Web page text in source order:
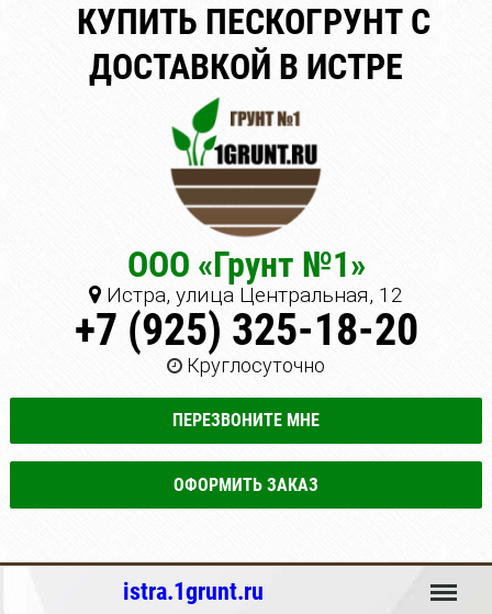
КУПИТЬ ПЕСКОГРУНТ С
ДОСТАВКОЙ В ИСТРЕ
ООО «Грунт №1»
Истра, улица Центральная, 12
+7 (925) 325-18-20
Круглосуточно
ПЕРЕЗВОНИТЕ МНЕ
ОФОРМИТЬ ЗАКАЗ
istra.1grunt.ru Меню